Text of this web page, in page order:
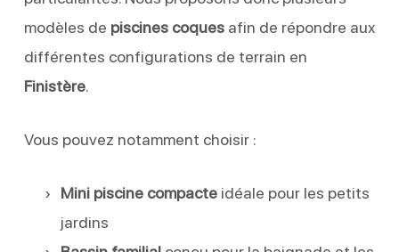
modèles de piscines coquesafin de répondre aux
différentes configurations de terrain en
Finistère.
Vous pouvez notamment choisir :
Mini piscine compacteidéale pour les petits
jardins